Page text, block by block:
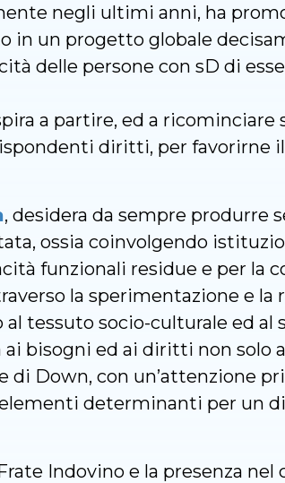
negli ultimi anni, ha
in un progetto globale
delle persone con sD di
a partire, ed a ricominciare
diritti, per favorirne
, desidera da sempre produrre
ossia coinvolgendo
funzionali residue e per la
la sperimentazione e la
tessuto socio-culturale ed al
bisogni ed ai diritti non solo
di Down, con un’attenzione
determinanti per un
Indovino e la presenza